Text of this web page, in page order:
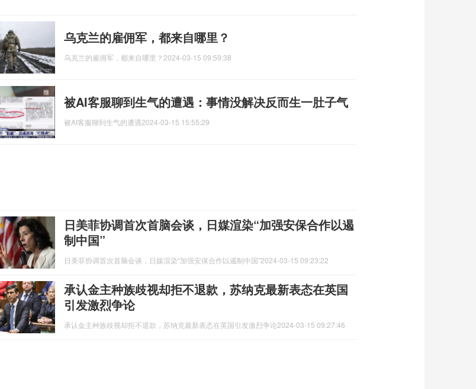
乌克兰的雇佣军，都来自哪里？
乌克兰的雇佣军，都来自哪里？ 2024-03-15 09:59:38
被AI客服聊到生气的遭遇：事情没解决反而生一肚子气
被AI客服聊到生气的遭遇2024-03-15 15:55:29
日美菲协调首次首脑会谈，日媒渲染“加强安保合作以遏
制中国”
日美菲协调首次首脑会谈，日媒渲染“加强安保合作以遏制中国”2024-03-15 09:23:22
承认金主种族歧视却拒不退款，苏纳克最新表态在英国
引发激烈争论
承认金主种族歧视却拒不退款，苏纳克最新表态在英国引发激烈争论2024-03-15 09:27:46